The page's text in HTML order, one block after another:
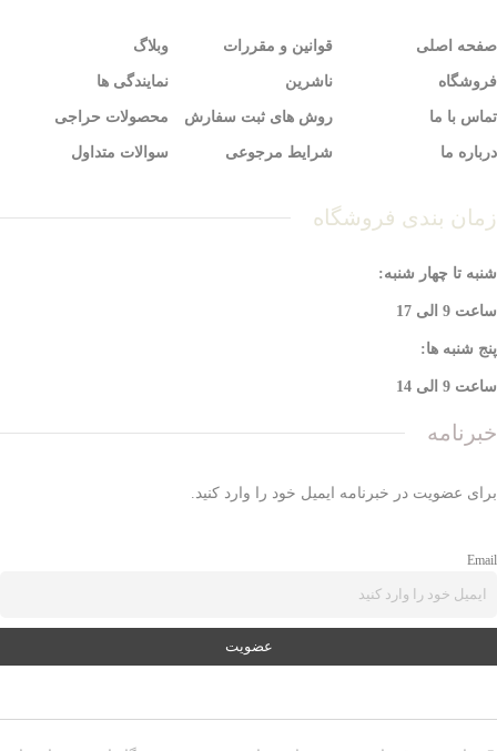
صفحه اصلی
فروشگاه
تماس با ما
درباره ما
قوانین و مقررات
ناشرین
روش های ثبت سفارش
شرایط مرجوعی
وبلاگ
نمایندگی ها
محصولات حراجی
سوالات متداول
زمان بندی فروشگاه
شنبه تا چهار شنبه:
ساعت 9 الی 17
پنج شنبه ها:
ساعت 9 الی 14
خبرنامه
برای عضویت در خبرنامه ایمیل خود را وارد کنید.
Email